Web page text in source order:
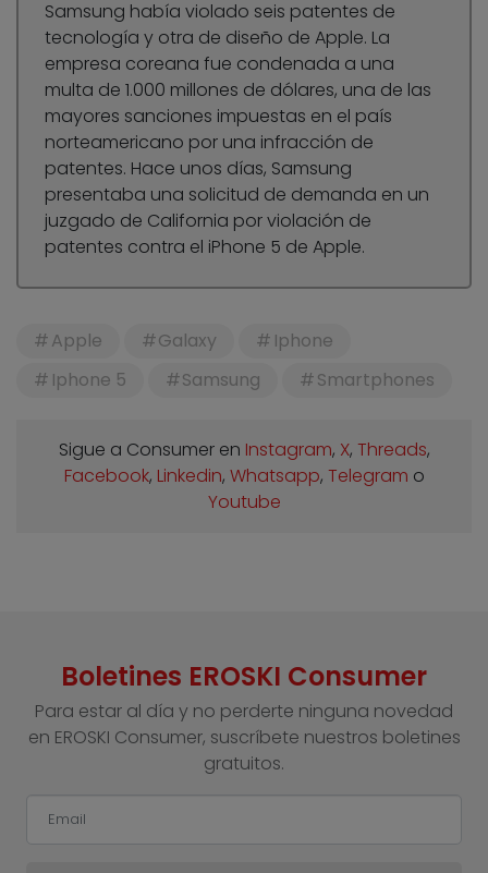
Samsung había violado seis patentes de
tecnología y otra de diseño de Apple. La
empresa coreana fue condenada a una
multa de 1.000 millones de dólares, una de las
mayores sanciones impuestas en el país
norteamericano por una infracción de
patentes. Hace unos días, Samsung
presentaba una solicitud de demanda en un
juzgado de California por violación de
patentes contra el iPhone 5 de Apple.
Apple Galaxy
Iphone
Iphone 5
Samsung Smartphones
Sigue a Consumer en Instagram, X, Threads,
Facebook, Linkedin, Whatsapp, Telegram o
Youtube
Boletines EROSKI Consumer
Para estar al día y no perderte ninguna novedad
en EROSKI Consumer, suscríbete nuestros boletines
gratuitos.